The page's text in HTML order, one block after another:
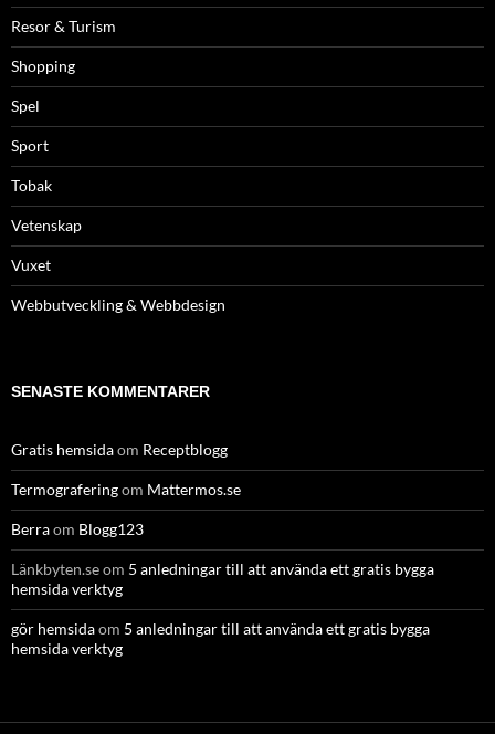
Resor & Turism
Shopping
Spel
Sport
Tobak
Vetenskap
Vuxet
Webbutveckling & Webbdesign
SENASTE KOMMENTARER
Gratis hemsidaom Receptblogg
Termograferingom Mattermos.se
Berraom Blogg123
Länkbyten.seom 5 anledningar till att använda ett gratis bygga
hemsida verktyg
gör hemsidaom 5 anledningar till att använda ett gratis bygga
hemsida verktyg